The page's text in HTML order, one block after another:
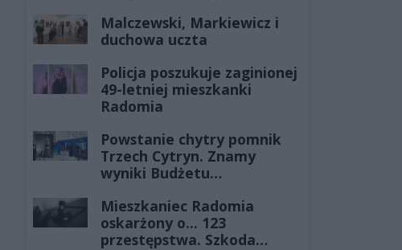
żyłach
Malczewski, Markiewicz i
duchowa uczta
Policja poszukuje zaginionej
49-letniej mieszkanki
Radomia
Powstanie chytry pomnik
Trzech Cytryn. Znamy
wyniki Budżetu
Mieszkaniec Radomia
oskarżony o... 123
przestępstwa. Szkoda